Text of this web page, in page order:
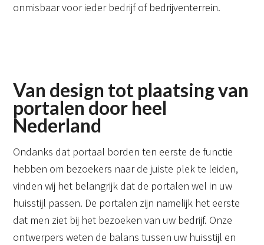
onmisbaar voor ieder bedrijf of bedrijventerrein.
Van design tot plaatsing van
portalen door heel
Nederland
Ondanks dat portaal borden ten eerste de functie
hebben om bezoekers naar de juiste plek te leiden,
vinden wij het belangrijk dat de portalen wel in uw
huisstijl passen. De portalen zijn namelijk het eerste
dat men ziet bij het bezoeken van uw bedrijf. Onze
ontwerpers weten de balans tussen uw huisstijl en